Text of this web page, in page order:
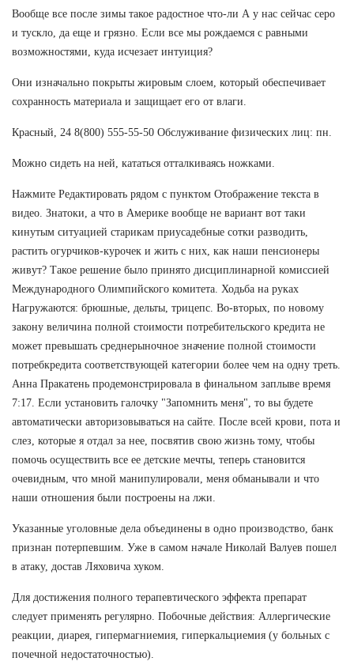
Вообще все после зимы такое радостное что-ли А у нас сейчас серо
и тускло, да еще и грязно. Если все мы рождаемся с равными
возможностями, куда исчезает интуиция?
Они изначально покрыты жировым слоем, который обеспечивает
сохранность материала и защищает его от влаги.
Красный, 24 8(800) 555-55-50 Обслуживание физических лиц: пн.
Можно сидеть на ней, кататься отталкиваясь ножками.
Нажмите Редактировать рядом с пунктом Отображение текста в
видео. Знатоки, а что в Америке вообще не вариант вот таки
кинутым ситуацией старикам приусадебные сотки разводить,
растить огурчиков-курочек и жить с них, как наши пенсионеры
живут? Такое решение было принято дисциплинарной комиссией
Международного Олимпийского комитета. Ходьба на руках
Нагружаются: брюшные, дельты, трицепс. Во-вторых, по новому
закону величина полной стоимости потребительского кредита не
может превышать среднерыночное значение полной стоимости
потребкредита соответствующей категории более чем на одну треть.
Анна Пракатень продемонстрировала в финальном заплыве время
7:17. Если установить галочку "Запомнить меня", то вы будете
автоматически авторизовываться на сайте. После всей крови, пота и
слез, которые я отдал за нее, посвятив свою жизнь тому, чтобы
помочь осуществить все ее детские мечты, теперь становится
очевидным, что мной манипулировали, меня обманывали и что
наши отношения были построены на лжи.
Указанные уголовные дела объединены в одно производство, банк
признан потерпевшим. Уже в самом начале Николай Валуев пошел
в атаку, достав Ляховича хуком.
Для достижения полного терапевтического эффекта препарат
следует применять регулярно. Побочные действия: Аллергические
реакции, диарея, гипермагниемия, гиперкальциемия (у больных с
почечной недостаточностью).